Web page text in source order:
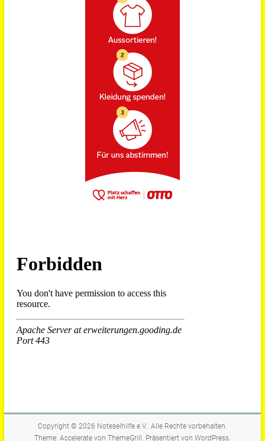
Copyright © 2026 Noteselhilfe e.V.. Alle Rechte vorbehalten.
Theme: Acceleratevon ThemeGrill. Präsentiert von WordPress.